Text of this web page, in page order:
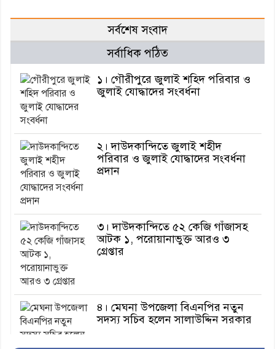
সর্বশেষ সংবাদ
সর্বাধিক পঠিত
১। গৌরীপুরে জুলাই শহিদ পরিবার ও
জুলাই যোদ্ধাদের সংবর্ধনা
২। দাউদকান্দিতে জুলাই শহীদ
পরিবার ও জুলাই যোদ্ধাদের সংবর্ধনা
প্রদান
৩। দাউদকান্দিতে ৫২ কেজি গাঁজাসহ
আটক ১, পরোয়ানাভুক্ত আরও ৩
গ্রেপ্তার
৪। মেঘনা উপজেলা বিএনপির নতুন
সদস্য সচিব হলেন সালাউদ্দিন সরকার